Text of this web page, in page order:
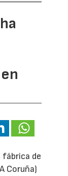
fábrica de
Coruña)